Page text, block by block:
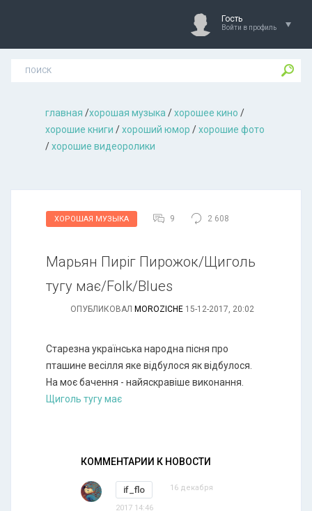
Гость
Войти в профиль
главная /хорошая музыкa /хорошее кино /
хорошие книги /хороший юмор /хорошие фото
/хорошие видеоролики
ХОРОШАЯ МУЗЫКА 9 2 608
Марьян Пиріг Пирожок/Щиголь
тугу має/Folk/Blues
ОПУБЛИКОВАЛ MOROZICHE 15-12-2017, 20:02
Старезна українська народна пісня про
пташине весілля яке відбулося як відбулося.
На моє бачення - найяскравіше виконання.
Щиголь тугу має
КОММЕНТАРИИ К НОВОСТИ
if_flo 16 декабря
2017 14:46